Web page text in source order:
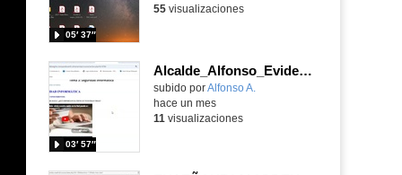
05′ 37″
55visualizaciones
Alcalde_Alfonso_EvidenciaArea_2
Contenido educativo.
subido porAlfonso A.
03′ 57″
hace un mes
11 visualizaciones